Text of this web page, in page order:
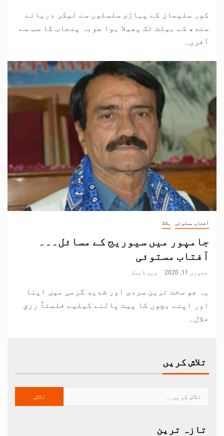
کوہِ سلیمان کے پہاڑی سلسلوں سے لیکر دریائے
سندھ کے بیلٹ تک پھیلا ہوا صوبہ پنجاب کا سب سے
آخری...
آفتاب مستوئی بلاگ
جامپور میں سیوریج کے مسائل۔۔۔
آفتاب مستوئی
جنوری 11, 2020 ویب ڈیسک
یہ جو سخت ترین سردی اور شدید گرمی میں اپنا
اور اپنے بچوں کا پیٹ پالنے کیلیے خلصتاً رزق
حلال...
تلاش کریں
تازہ ترین